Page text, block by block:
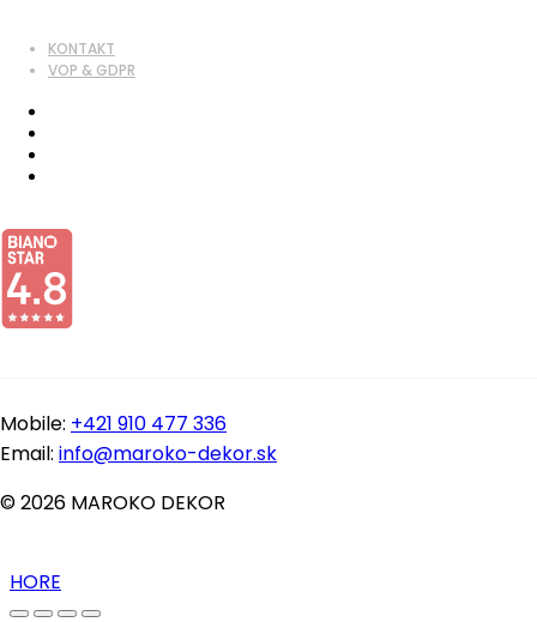
KONTAKT
VOP & GDPR
Mobile: +421 910 477 336
Email: info@maroko-dekor.sk
© 2026 MAROKO DEKOR
HORE